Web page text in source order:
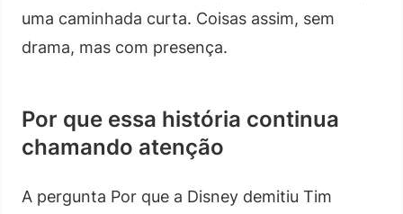
uma caminhada curta. Coisas assim, sem
drama, mas com presença.
Por que essa história continua
chamando atenção
A pergunta Por que a Disney demitiu Tim